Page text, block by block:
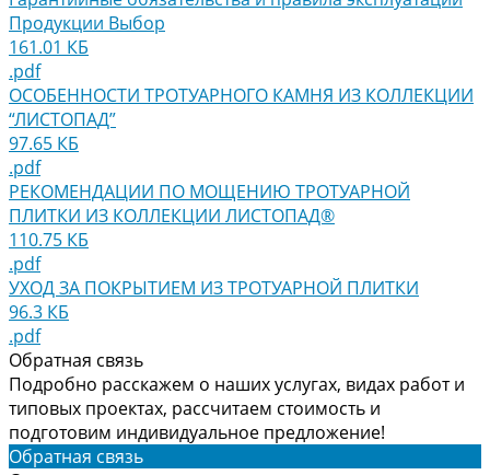
Продукции Выбор
161.01 КБ
.pdf
ОСОБЕННОСТИ ТРОТУАРНОГО КАМНЯ ИЗ КОЛЛЕКЦИИ
“ЛИСТОПАД”
97.65 КБ
.pdf
РЕКОМЕНДАЦИИ ПО МОЩЕНИЮ ТРОТУАРНОЙ
ПЛИТКИ ИЗ КОЛЛЕКЦИИ ЛИСТОПАД®
110.75 КБ
.pdf
УХОД ЗА ПОКРЫТИЕМ ИЗ ТРОТУАРНОЙ ПЛИТКИ
96.3 КБ
.pdf
Обратная связь
Подробно расскажем о наших услугах, видах работ и
типовых проектах, рассчитаем стоимость и
подготовим индивидуальное предложение!
Обратная связь